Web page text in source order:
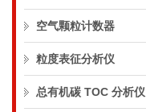
空气颗粒计数器
粒度表征分析仪
总有机碳 TOC 分析仪